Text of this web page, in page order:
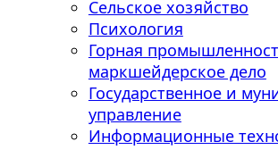
Сельское хозяйство
Психология
Горная
маркшейдерское дело
Государственное и
управление
Информационные